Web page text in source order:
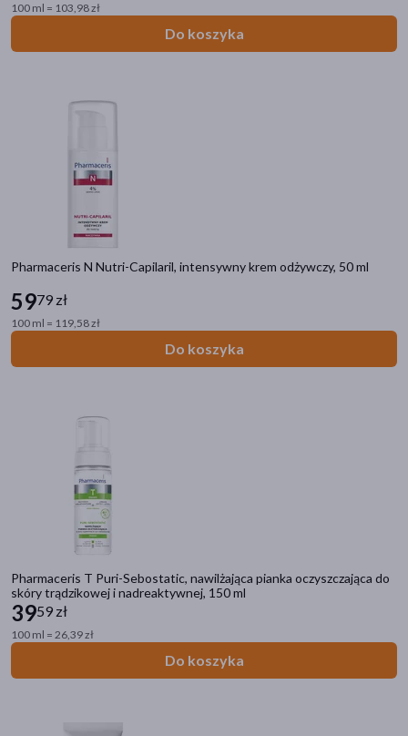
100 ml = 103,98 zł
Do koszyka
Pharmaceris N Nutri-Capilaril, intensywny krem odżywczy, 50 ml
5979 zł
100 ml = 119,58 zł
Do koszyka
Pharmaceris T Puri-Sebostatic, nawilżająca pianka oczyszczająca do
skóry trądzikowej i nadreaktywnej, 150 ml
3959 zł
100 ml = 26,39 zł
Do koszyka
Wysyłka
Odbiór w aptece
Marka
Aderma
Aflofarm
Alantan(2)
Allerco(3)
Płeć
Kobieta(679)
Mężczyzna
Wiek
dla dorosłych
dla młodzieży(417)